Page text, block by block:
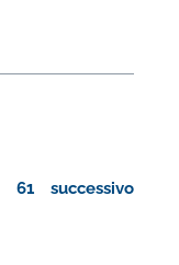
61 successivo